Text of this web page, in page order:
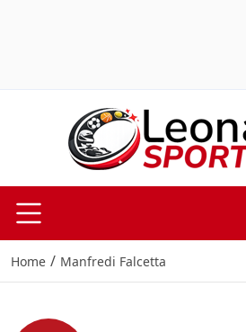
Home / Manfredi Falcetta